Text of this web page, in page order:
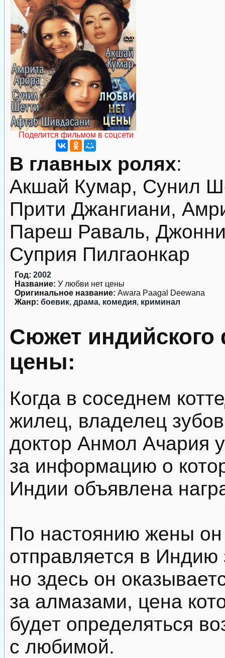
Поделится фильмом в соцсети
В главных ролях:
Акшай Кумар, Сунил
Прити Джангиани,
Пареш Раваль,
Суприя Пилгаонкар
Год: 2002
Название: У любви нет цены
Оригинальное название: Awara Paagal Deewana
Жанр: боевик, драма, комедия, криминал
Сюжет
цены:
Когда в соседнем
жилец, владелец
доктор Анмол Ачария
за информацию о
Индии объявлена
По настоянию жены он
отправляется в
но здесь он
за алмазами, цена
будет определяться
с любимой.